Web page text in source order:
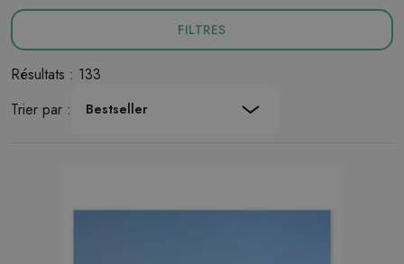
FILTRES
Résultats : 133
Trier par :
Bestseller